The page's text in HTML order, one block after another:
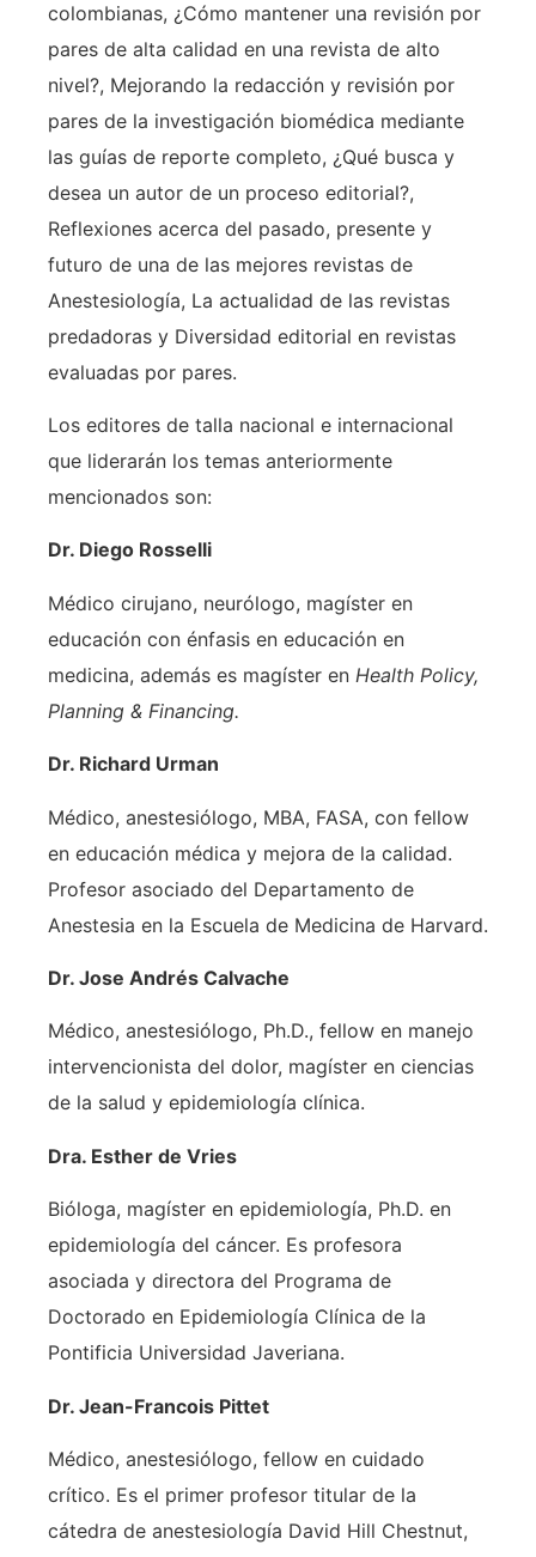
colombianas, ¿Cómo mantener una revisión por
pares de alta calidad en una revista de alto
nivel?, Mejorando la redacción y revisión por
pares de la investigación biomédica mediante
las guías de reporte completo, ¿Qué busca y
desea un autor de un proceso editorial?,
Reflexiones acerca del pasado, presente y
futuro de una de las mejores revistas de
Anestesiología, La actualidad de las revistas
predadoras y Diversidad editorial en revistas
evaluadas por pares.
Los editores de talla nacional e internacional
que liderarán los temas anteriormente
mencionados son:
Dr. Diego Rosselli
Médico cirujano, neurólogo, magíster en
educación con énfasis en educación en
medicina, además es magíster en Health Policy,
Planning & Financing.
Dr. Richard Urman
Médico, anestesiólogo, MBA, FASA, con fellow
en educación médica y mejora de la calidad.
Profesor asociado del Departamento de
Anestesia en la Escuela de Medicina de Harvard.
Dr. Jose Andrés Calvache
Médico, anestesiólogo, Ph.D., fellow en manejo
intervencionista del dolor, magíster en ciencias
de la salud y epidemiología clínica.
Dra. Esther de Vries
Bióloga, magíster en epidemiología, Ph.D. en
epidemiología del cáncer. Es profesora
asociada y directora del Programa de
Doctorado en Epidemiología Clínica de la
Pontificia Universidad Javeriana.
Dr. Jean-Francois Pittet
Médico, anestesiólogo, fellow en cuidado
crítico. Es el primer profesor titular de la
cátedra de anestesiología David Hill Chestnut,